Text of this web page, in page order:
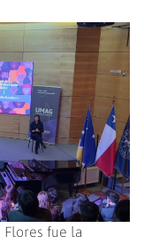
fue la